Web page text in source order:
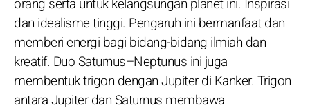
orang serta untuk kelangsungan planet ini. Inspirasi
dan idealisme tinggi. Pengaruh ini bermanfaat dan
memberi energi bagi bidang-bidang ilmiah dan
kreatif. Duo Saturnus–Neptunus ini juga
membentuk trigon dengan Jupiter di Kanker. Trigon
antara Jupiter dan Saturnus membawa